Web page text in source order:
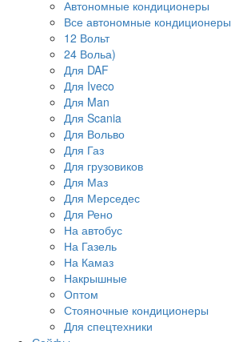
Автономные кондиционеры
Все автономные кондиционеры
12 Вольт
24 Вольа)
Для DAF
Для Iveco
Для Man
Для Scania
Для Вольво
Для Газ
Для грузовиков
Для Маз
Для Мерседес
Для Рено
На автобус
На Газель
На Камаз
Накрышные
Оптом
Стояночные кондиционеры
Для спецтехники